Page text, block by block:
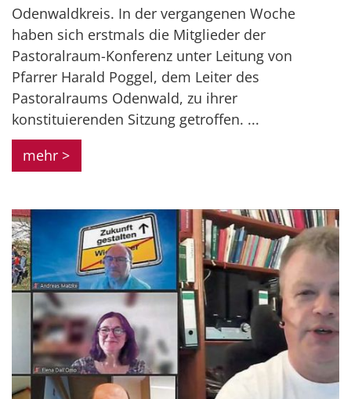
Odenwaldkreis. In der vergangenen Woche
haben sich erstmals die Mitglieder der
Pastoralraum-Konferenz unter Leitung von
Pfarrer Harald Poggel, dem Leiter des
Pastoralraums Odenwald, zu ihrer
konstituierenden Sitzung getroffen. ...
mehr >